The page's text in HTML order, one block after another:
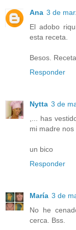
Ana 3 de
El adobo
esta receta.
Besos.
Responder
Nytta 3 de
,... has
mi madre
un bico
Responder
María 3 de
No he
cerca. Bss.